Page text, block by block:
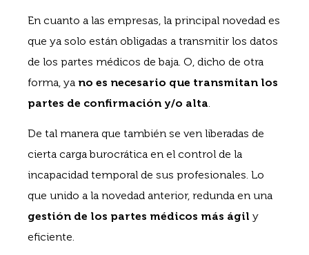
En cuanto a las empresas, la principal novedad es
que ya solo están obligadas a transmitir los datos
de los partes médicos de baja. O, dicho de otra
forma, ya no es necesario que transmitan los
partes de confirmación y/o alta.
De tal manera que también se ven liberadas de
cierta carga burocrática en el control de la
incapacidad temporal de sus profesionales. Lo
que unido a la novedad anterior, redunda en una
gestión de los partes médicos más ágil y
eficiente.